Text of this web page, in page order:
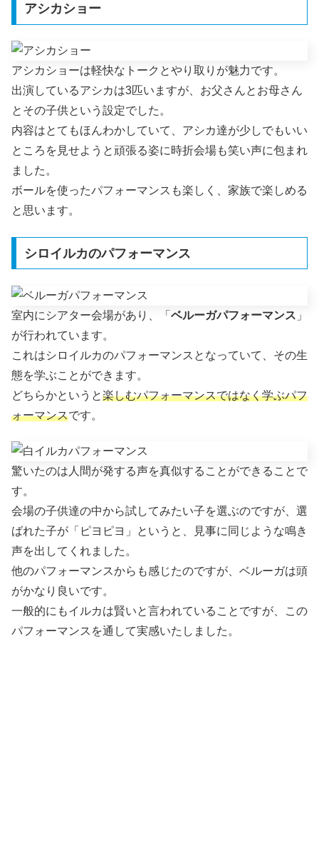
アシカショー
アシカショーは軽快なトークとやり取りが魅力です。
出演しているアシカは3匹いますが、お父さんとお母さん
とその子供という設定でした。
内容はとてもほんわかしていて、アシカ達が少しでもいい
ところを見せようと頑張る姿に時折会場も笑い声に包まれ
ました。
ボールを使ったパフォーマンスも楽しく、家族で楽しめる
と思います。
シロイルカのパフォーマンス
室内にシアター会場があり、「 ベルーガパフォーマンス 」
が行われています。
これはシロイルカのパフォーマンスとなっていて、その生
態を学ぶことができます。
どちらかというと楽しむパフォーマンスではなく学ぶパフ
ォーマンスです。
驚いたのは人間が発する声を真似することができることで
す。
会場の子供達の中から試してみたい子を選ぶのですが、選
ばれた子が「ピヨピヨ」というと、見事に同じような鳴き
声を出してくれました。
他のパフォーマンスからも感じたのですが、ベルーガは頭
がかなり良いです。
一般的にもイルカは賢いと言われていることですが、この
パフォーマンスを通して実感いたしました。